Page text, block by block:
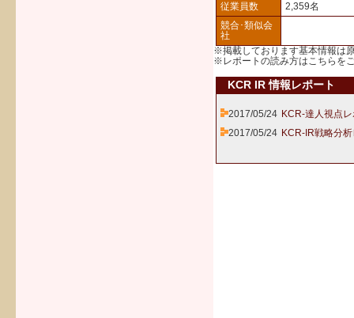
従業員数
2,359名
競合･類似会
社
※掲載しております基本情報は
※レポートの読み方はこちら を
KCR IR 情報レポート
2017/05/24 KCR-達人視点
2017/05/24 KCR-IR戦略分